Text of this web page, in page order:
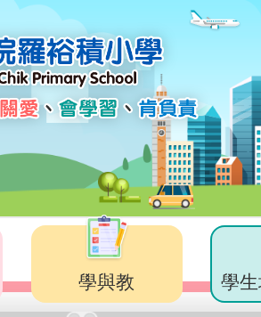
學與教 學